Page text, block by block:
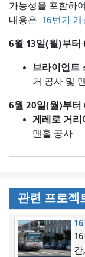
가능성을 포함하
내용은 16번가 개
6월 13일(월)부터
브라이언트
거 공사 및
6월 20일(월)부터
게레로 거리
맨홀 공사
관련 프로젝